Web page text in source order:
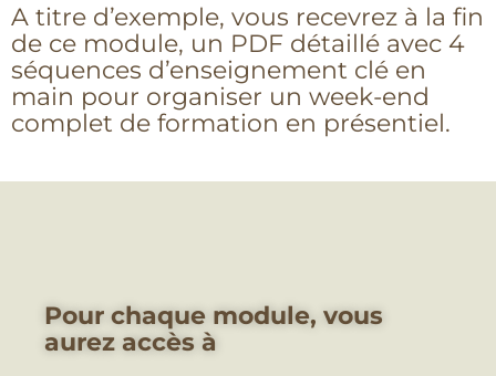
A titre d’exemple, vous recevrez à la fin
de ce module, un PDF détaillé avec 4
séquences d’enseignement clé en
main pour organiser un week-end
complet de formation en présentiel.
Pour chaque module, vous
aurez accès à